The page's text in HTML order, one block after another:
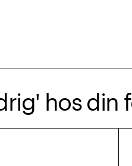
hos